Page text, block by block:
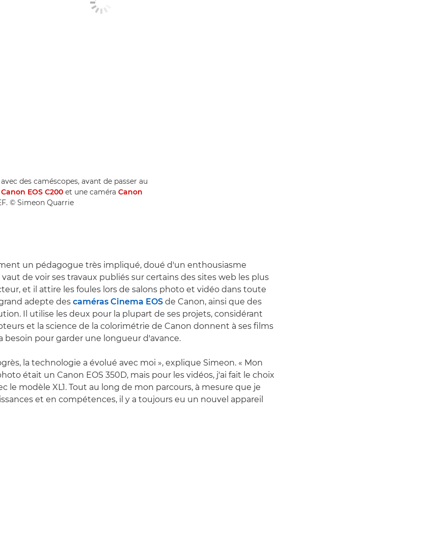
des caméscopes, avant de passer au
Canon EOS C200 et une caméra Canon
© Simeon Quarrie
un pédagogue très impliqué, doué d'un enthousiasme
de voir ses travaux publiés sur certains des sites web les plus
et il attire les foules lors de salons photo et vidéo dans toute
adepte des caméras Cinema EOS de Canon, ainsi que des
Il utilise les deux pour la plupart de ses projets, considérant
et la science de la colorimétrie de Canon donnent à ses films
besoin pour garder une longueur d'avance.
la technologie a évolué avec moi », explique Simeon. « Mon
était un Canon EOS 350D, mais pour les vidéos, j'ai fait le choix
le modèle XL1. Tout au long de mon parcours, à mesure que je
et en compétences, il y a toujours eu un nouvel appareil